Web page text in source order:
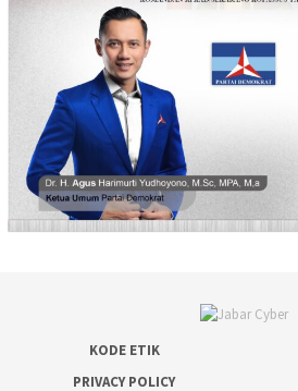
KODE ETIK
PRIVACY POLICY